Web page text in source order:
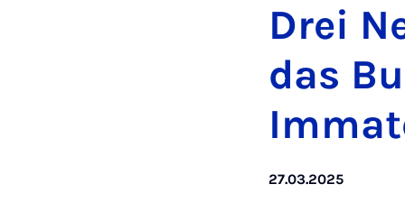
Drei
das
27.03.2025